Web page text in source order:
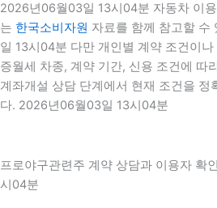
2026년06월03일 13시04분 자동차 이
는 한국소비자원 자료를 함께 참고할
일 13시04분 다만 개인별 계약 조건이
증월세 차종, 계약 기간, 신용 조건에 따
계좌개설 상담 단계에서 현재 조건을 정
다. 2026년06월03일 13시04분
프로야구관련주 계약 상담과 이용자 확
시04분